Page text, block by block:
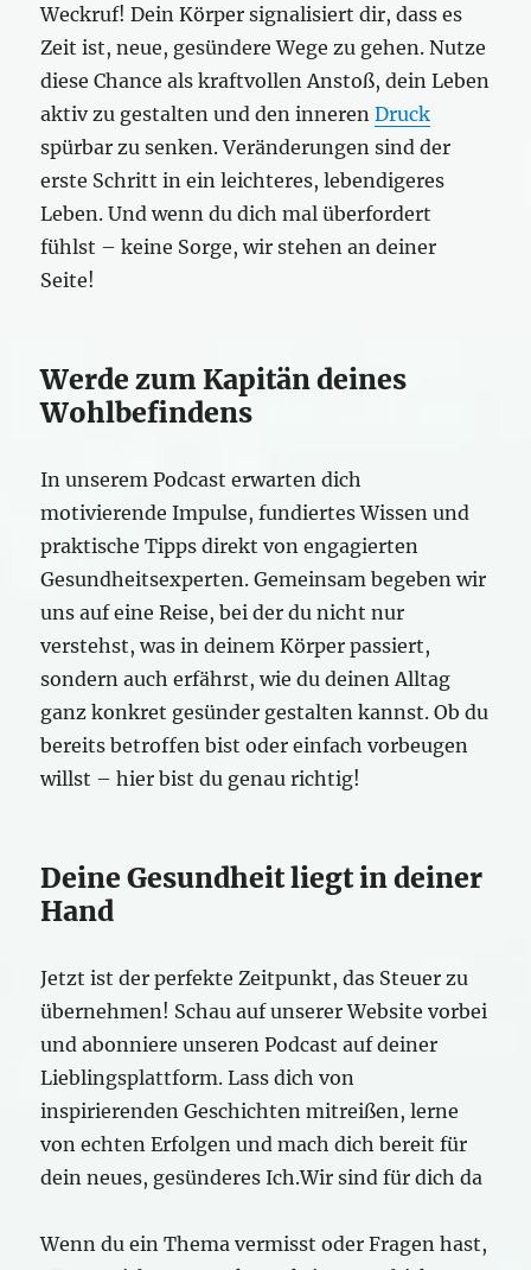
Weckruf! Dein Körper signalisiert dir, dass es
Zeit ist, neue, gesündere Wege zu gehen. Nutze
diese Chance als kraftvollen Anstoß, dein Leben
aktiv zu gestalten und den innerenDruck
spürbar zu senken. Veränderungen sind der
erste Schritt in ein leichteres, lebendigeres
Leben. Und wenn du dich mal überfordert
fühlst – keine Sorge, wir stehen an deiner
Seite!
Werde zum Kapitän deines
Wohlbefindens
In unserem Podcast erwarten dich
motivierende Impulse, fundiertes Wissen und
praktische Tipps direkt von engagierten
Gesundheitsexperten. Gemeinsam begeben wir
uns auf eine Reise, bei der du nicht nur
verstehst, was in deinem Körper passiert,
sondern auch erfährst, wie du deinen Alltag
ganz konkret gesünder gestalten kannst. Ob du
bereits betroffen bist oder einfach vorbeugen
willst – hier bist du genau richtig!
Deine Gesundheit liegt in deiner
Hand
Jetzt ist der perfekte Zeitpunkt, das Steuer zu
übernehmen! Schau auf unserer Website vorbei
und abonniere unseren Podcast auf deiner
Lieblingsplattform. Lass dich von
inspirierenden Geschichten mitreißen, lerne
von echten Erfolgen und mach dich bereit für
dein neues, gesünderes Ich.Wir sind für dich da
Wenn du ein Thema vermisst oder Fragen hast,